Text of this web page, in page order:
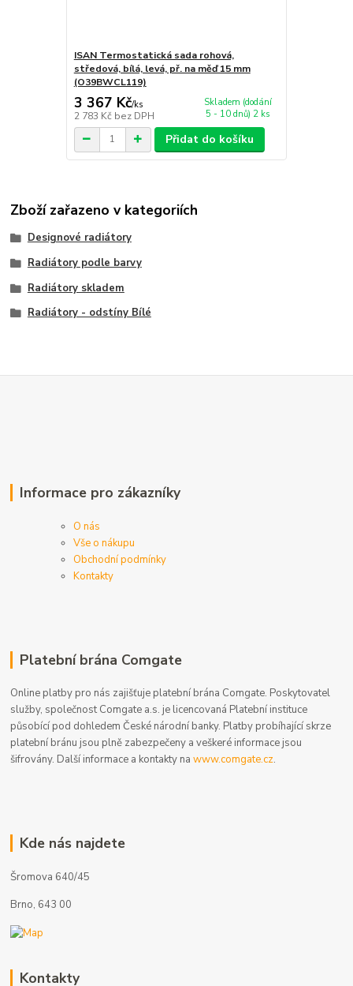
ISAN Termostatická sada rohová,
středová, bílá, levá, př. na měď 15 mm
(O39BWCL119)
3 367 Kč/ks
2 783 Kč bez DPH
Skladem (dodání
5 - 10 dnů) 2 ks
Přidat do košíku
Zboží zařazeno v kategoriích
Designové radiátory
Radiátory podle barvy
Radiátory skladem
Radiátory - odstíny Bílé
Informace pro zákazníky
O nás
Vše o nákupu
Obchodní podmínky
Kontakty
Platební brána Comgate
Online platby pro nás zajišťuje platební brána Comgate. Poskytovatel
služby, společnost Comgate a.s. je licencovaná Platební instituce
působící pod dohledem České národní banky. Platby probíhající skrze
platební bránu jsou plně zabezpečeny a veškeré informace jsou
šifrovány. Další informace a kontakty nawww.comgate.cz.
Kde nás najdete
Šromova 640/45
Brno, 643 00
Kontakty